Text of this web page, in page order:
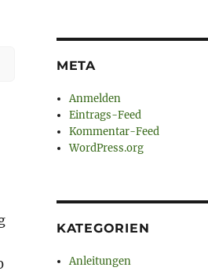
META
Anmelden
Eintrags-Feed
Kommentar-Feed
WordPress.org
KATEGORIEN
Anleitungen